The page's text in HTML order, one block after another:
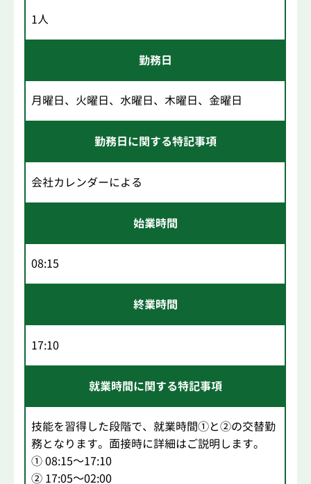
1人
勤務日
月曜日、火曜日、水曜日、木曜日、金曜日
勤務日に関する特記事項
会社カレンダーによる
始業時間
08:15
終業時間
17:10
就業時間に関する特記事項
技能を習得した段階で、就業時間①と②の交替勤
務となります。面接時に詳細はご説明します。
① 08:15～17:10
② 17:05～02:00